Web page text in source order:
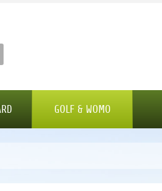
GOLF & WOMO